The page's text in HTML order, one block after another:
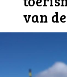
van